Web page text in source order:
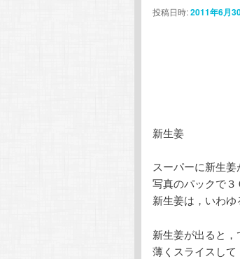
ン
移
動
テ
動
投稿日時:2011年6月
新生姜
スーパーに新生姜
写真のパックで３
新生姜は，いわゆ
新生姜が出ると，
薄くスライスし